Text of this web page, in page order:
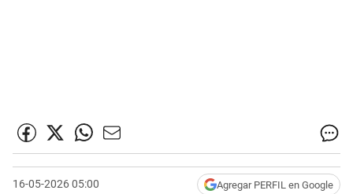
16-05-2026 05:00 Agregar PERFIL en Google